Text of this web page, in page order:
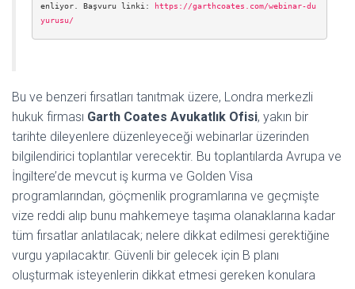
enliyor. Başvuru linki:
https://garthcoates.com/webinar-du
yurusu/
Bu ve benzeri fırsatları tanıtmak üzere, Londra merkezli
hukuk firması Garth Coates Avukatlık Ofisi, yakın bir
tarihte dileyenlere düzenleyeceği webinarlar üzerinden
bilgilendirici toplantılar verecektir. Bu toplantılarda Avrupa ve
İngiltere’de mevcut iş kurma ve Golden Visa
programlarından, göçmenlik programlarına ve geçmişte
vize reddi alıp bunu mahkemeye taşıma olanaklarına kadar
tüm fırsatlar anlatılacak; nelere dikkat edilmesi gerektiğine
vurgu yapılacaktır. Güvenli bir gelecek için B planı
oluşturmak isteyenlerin dikkat etmesi gereken konulara